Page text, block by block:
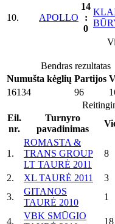
10. APOLLO
14
:
0
Bendras rezultatas
Numušta kėglių Partijos
16134
96
Eil.
nr.
Turnyro
pavadinimas
1.
ROMASTA &
TRANS GROUP
LT TAURĖ 2011
8
2. XL TAURĖ 2011 3
3.
GITANOS
TAURĖ 2010
1
4.
VBK SMŪGIO
18